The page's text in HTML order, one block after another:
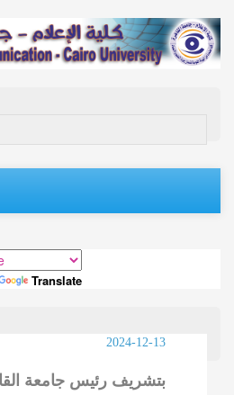
Translate
2024-12-13
بتشريف رئيس جامعة